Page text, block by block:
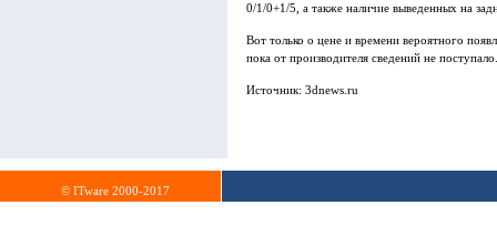
0/1/0+1/5, а также наличие выведенных на
Вот только о цене и времени вероятного
пока от производителя сведений не поступало.
Источник: 3dnews.ru
© ITware 2000-2017